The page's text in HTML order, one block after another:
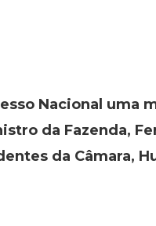
Nacional uma
da Fazenda,
da Câmara,